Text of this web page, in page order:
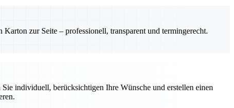
zur Seite – professionell, transparent und termingerecht.
individuell, berücksichtigen Ihre Wünsche und erstellen einen